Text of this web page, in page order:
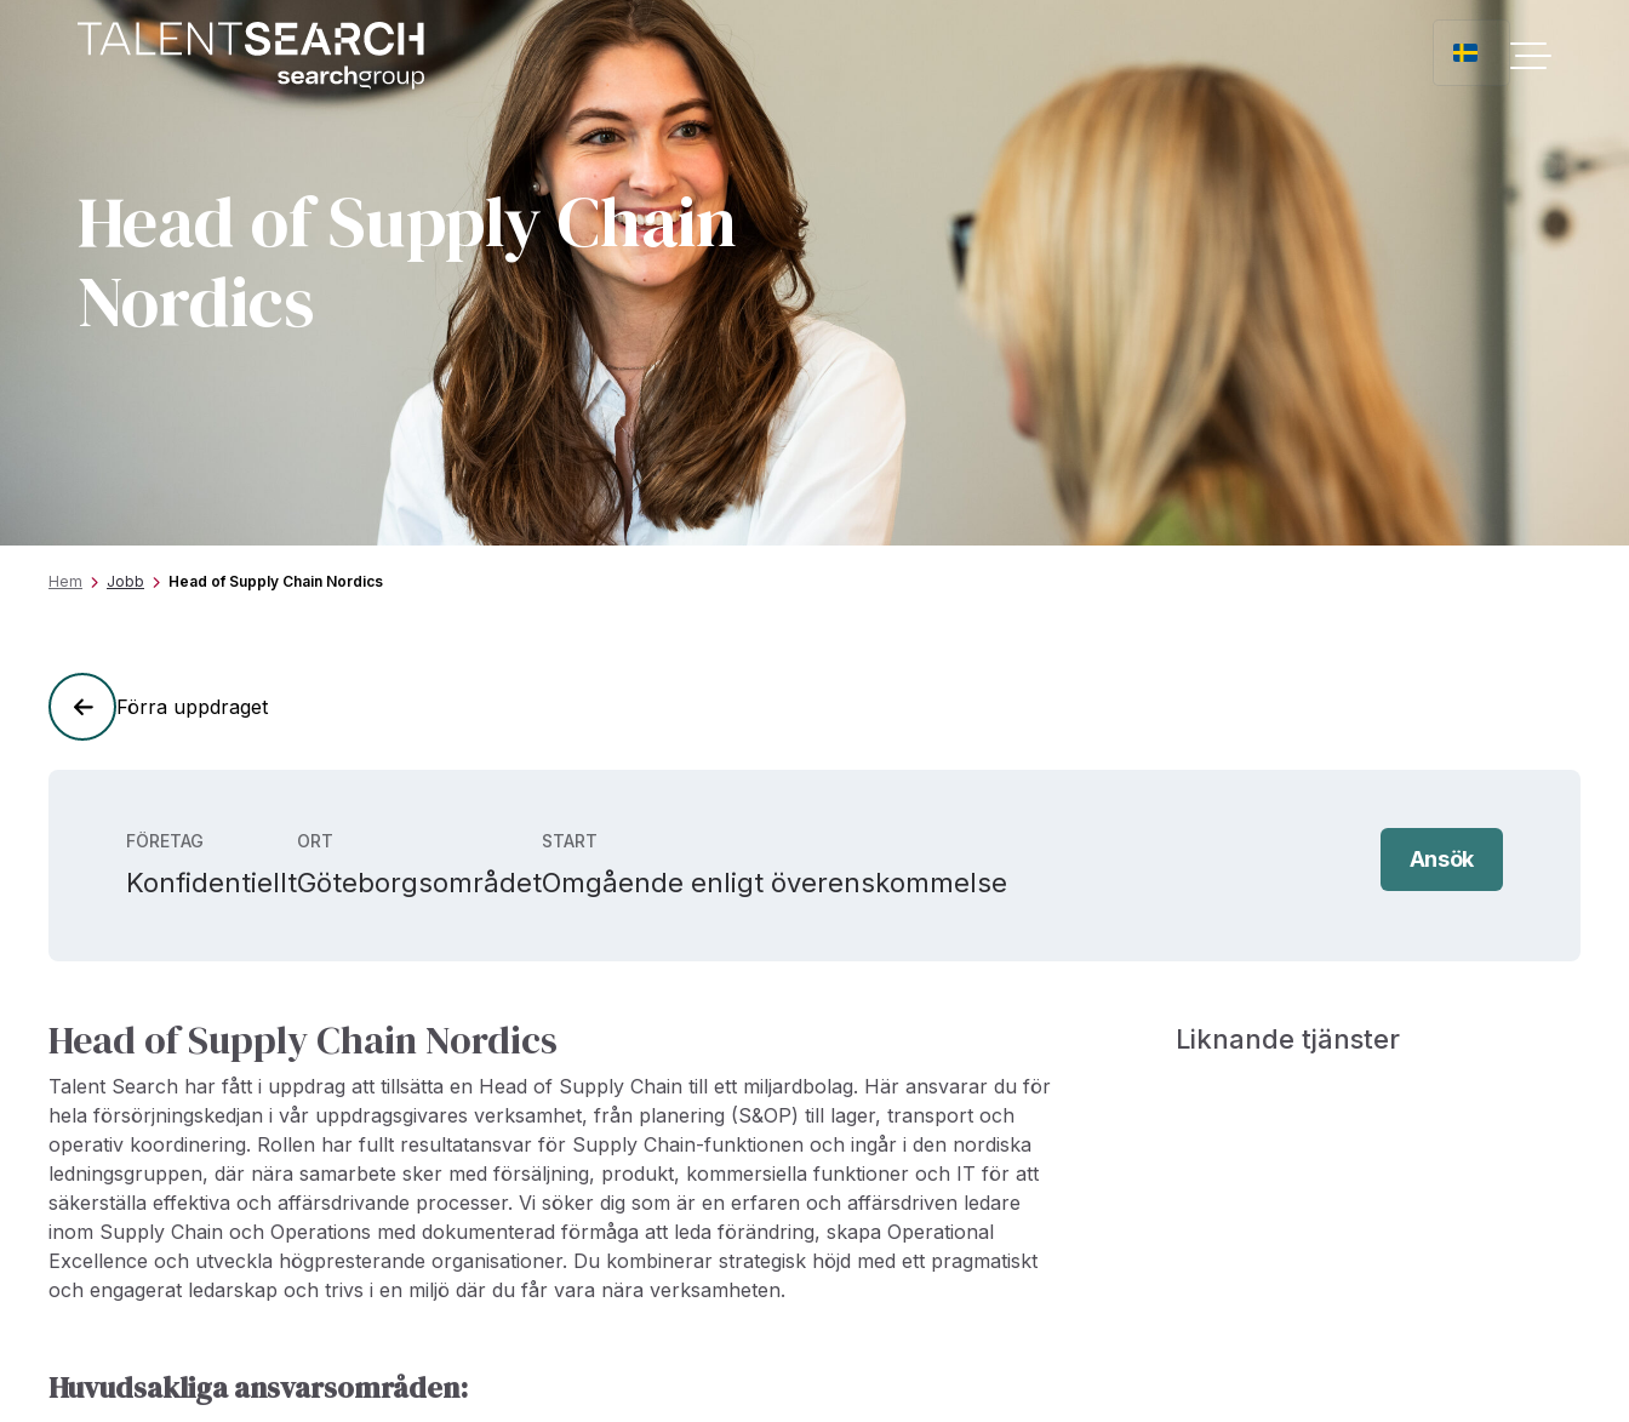
Head of Supply Chain
Nordics
Hem Jobb Head of Supply Chain Nordics
Förra uppdraget
FÖRETAG
Konfidentiellt
ORT
Göteborgsområdet
START
Omgående enligt överenskommelse
Ansök
Head of Supply Chain Nordics
Talent Search har fått i uppdrag att tillsätta en Head of Supply Chain till ett miljardbolag. Här ansvarar du för
hela försörjningskedjan i vår uppdragsgivares verksamhet, från planering (S&OP) till lager, transport och
operativ koordinering. Rollen har fullt resultatansvar för Supply Chain-funktionen och ingår i den nordiska
ledningsgruppen, där nära samarbete sker med försäljning, produkt, kommersiella funktioner och IT för att
säkerställa effektiva och affärsdrivande processer. Vi söker dig som är en erfaren och affärsdriven ledare
inom Supply Chain och Operations med dokumenterad förmåga att leda förändring, skapa Operational
Excellence och utveckla högpresterande organisationer. Du kombinerar strategisk höjd med ett pragmatiskt
och engagerat ledarskap och trivs i en miljö där du får vara nära verksamheten.
Huvudsakliga ansvarsområden:
Liknande tjänster